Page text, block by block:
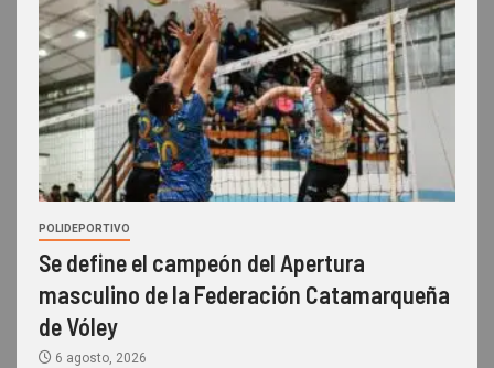
POLIDEPORTIVO
Se define el campeón del Apertura
masculino de la Federación Catamarqueña
de Vóley
6 agosto, 2026